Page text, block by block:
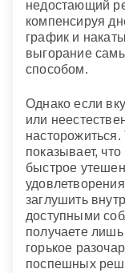
недостающий
компенсируя
график и
выгорание
способом.
Однако если
или
насторожиться.
показывает,
быстрое
заглушить
доступными
получаете лишь
горькое
поспешных